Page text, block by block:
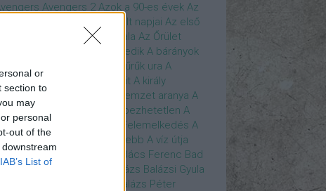
or
section to
may
personal
out of the
IAB’s List of
Avengers 2 Azok a 90-es évek Az
Az eljövendő múlt napjai Az első
Az igazság hajnala Az Őrület
Az Utolsó Jedik A bárányok
A gyűrűk ura A
és a Darázs
A hobbit A király
A kis hableány A nemzet aranya A
Dame i toronyőr
A sebezhetetlen A
lovag A sötét lovag - Felemelkedés A
nője mindig zöldebb A víz útja
Driver Bácskai János Bács Ferenc Bad
Bajos csajok Balázs Balázsi Gyula
Balázs Péter